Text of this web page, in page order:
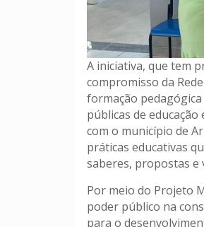
A iniciativa, que tem
compromisso da
formação
públicas de
com o município de
práticas educativas
saberes, propostas e
Por meio do Projeto
poder público na
para o